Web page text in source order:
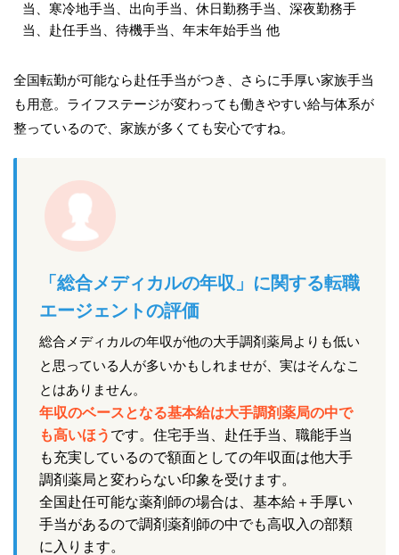
当、寒冷地手当、出向手当、休日勤務手当、深夜勤務手
当、赴任手当、待機手当、年末年始手当 他
全国転勤が可能なら赴任手当がつき、さらに手厚い家族手当
も用意。ライフステージが変わっても働きやすい給与体系が
整っているので、家族が多くても安心ですね。
「総合メディカルの年収」に関する転職
エージェントの評価
総合メディカルの年収が他の大手調剤薬局よりも低い
と思っている人が多いかもしれませが、実はそんなこ
とはありません。
年収のベースとなる基本給は大手調剤薬局の中で
も高いほう です。住宅手当、赴任手当、職能手当
も充実しているので額面としての年収面は他大手
調剤薬局と変わらない印象を受けます。
全国赴任可能な薬剤師の場合は、基本給＋手厚い
手当があるので調剤薬剤師の中でも高収入の部類
に入ります。